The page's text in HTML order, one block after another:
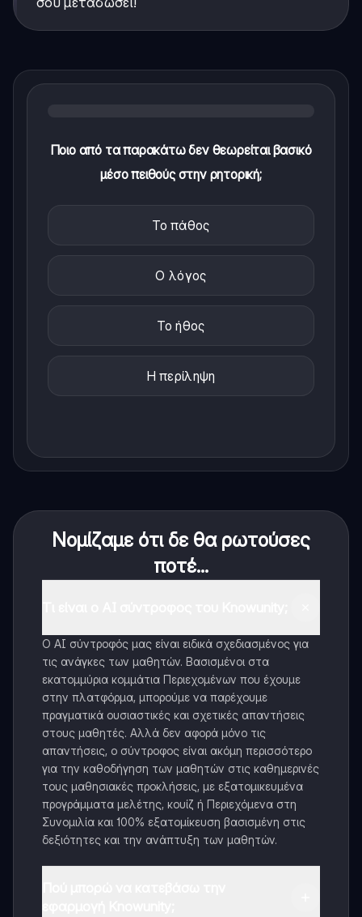
Ποιο από τα παρακάτω δεν θεωρείται βασικό
μέσο πειθούς στην ρητορική;
Το πάθος
Ο λόγος
Το ήθος
Η περίληψη
Νομίζαμε ότι δε θα ρωτούσες
ποτέ...
Ο AI σύντροφός μας είναι ειδικά σχεδιασμένος για
τις ανάγκες των μαθητών. Βασισμένοι στα
εκατομμύρια κομμάτια Περιεχομένων που έχουμε
στην πλατφόρμα, μπορούμε να παρέχουμε
πραγματικά ουσιαστικές και σχετικές απαντήσεις
στους μαθητές. Αλλά δεν αφορά μόνο τις
απαντήσεις, ο σύντροφος είναι ακόμη περισσότερο
για την καθοδήγηση των μαθητών στις καθημερινές
τους μαθησιακές προκλήσεις, με εξατομικευμένα
προγράμματα μελέτης, κουίζ ή Περιεχόμενα στη
Συνομιλία και 100% εξατομίκευση βασισμένη στις
δεξιότητες και την ανάπτυξη των μαθητών.